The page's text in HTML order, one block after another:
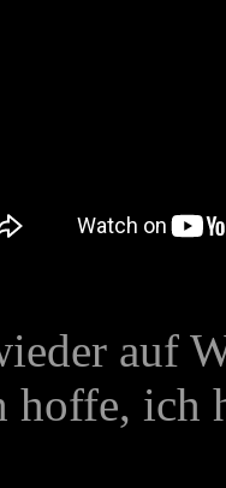
auf
hoffe, ich